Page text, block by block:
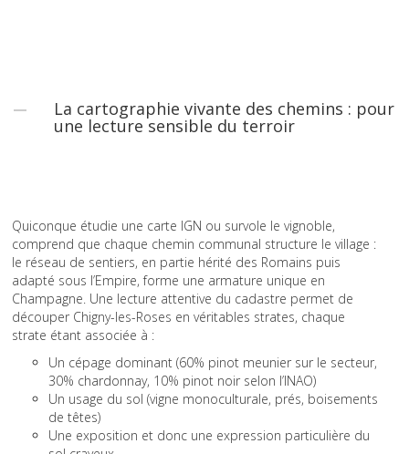
La cartographie vivante des chemins : pour
une lecture sensible du terroir
Quiconque étudie une carte IGN ou survole le vignoble,
comprend que chaque chemin communal structure le village :
le réseau de sentiers, en partie hérité des Romains puis
adapté sous l’Empire, forme une armature unique en
Champagne. Une lecture attentive du cadastre permet de
découper Chigny-les-Roses en véritables strates, chaque
strate étant associée à :
Un cépage dominant (60% pinot meunier sur le secteur,
30% chardonnay, 10% pinot noir selon l’INAO)
Un usage du sol (vigne monoculturale, prés, boisements
de têtes)
Une exposition et donc une expression particulière du